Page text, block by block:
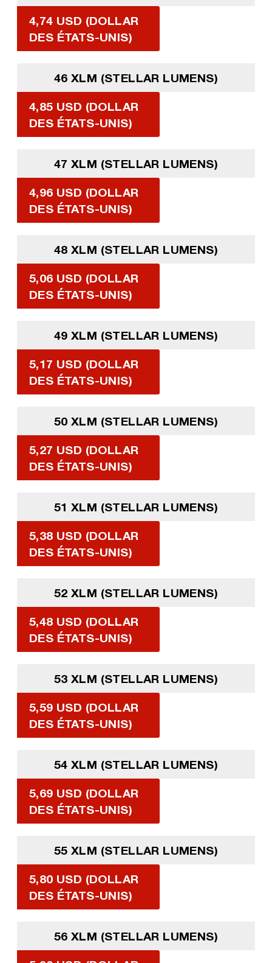
4,74 USD (DOLLAR
DES ÉTATS-UNIS)
46 XLM (STELLAR LUMENS)
4,85 USD (DOLLAR
DES ÉTATS-UNIS)
47 XLM (STELLAR LUMENS)
4,96 USD (DOLLAR
DES ÉTATS-UNIS)
48 XLM (STELLAR LUMENS)
5,06 USD (DOLLAR
DES ÉTATS-UNIS)
49 XLM (STELLAR LUMENS)
5,17 USD (DOLLAR
DES ÉTATS-UNIS)
50 XLM (STELLAR LUMENS)
5,27 USD (DOLLAR
DES ÉTATS-UNIS)
51 XLM (STELLAR LUMENS)
5,38 USD (DOLLAR
DES ÉTATS-UNIS)
52 XLM (STELLAR LUMENS)
5,48 USD (DOLLAR
DES ÉTATS-UNIS)
53 XLM (STELLAR LUMENS)
5,59 USD (DOLLAR
DES ÉTATS-UNIS)
54 XLM (STELLAR LUMENS)
5,69 USD (DOLLAR
DES ÉTATS-UNIS)
55 XLM (STELLAR LUMENS)
5,80 USD (DOLLAR
DES ÉTATS-UNIS)
56 XLM (STELLAR LUMENS)